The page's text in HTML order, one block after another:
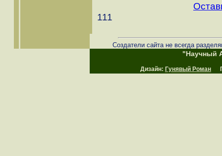
111
Создатели сайта не всегда
"Научный
Дизайн: Гунявый Роман